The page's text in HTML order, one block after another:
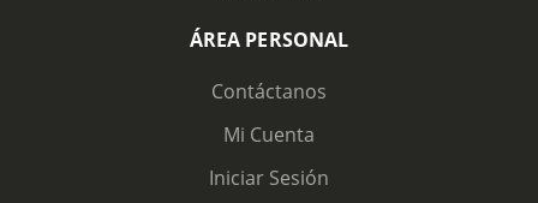
ÁREA PERSONAL
Contáctanos
Mi Cuenta
Iniciar Sesión